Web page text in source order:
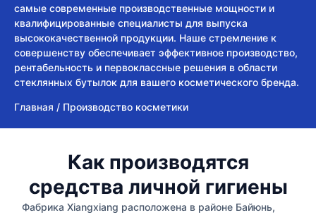
самые современные производственные мощности и
квалифицированные специалисты для выпуска
высококачественной продукции. Наше стремление к
совершенству обеспечивает эффективное производство,
рентабельность и первоклассные решения в области
стеклянных бутылок для вашего косметического бренда.
Главная / Производство косметики
Как производятся
средства личной гигиены
Фабрика Xiangxiang расположена в районе Байюнь,